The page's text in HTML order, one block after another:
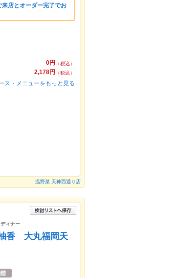
来店とオーダー完了でお
0円
（税込）
2,178円
（税込）
ス・メニューをもっと見る
温野菜 天神西通り店
ィナー
香 大丸福岡天